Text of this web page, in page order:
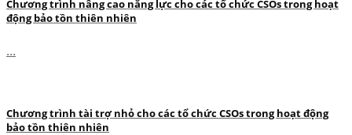
Chương trình nâng cao năng lực cho các tổ chức CSOs trong hoạt
động bảo tồn thiên nhiên
...
Chương trình tài trợ nhỏ cho các tổ chức CSOs trong hoạt động
bảo tồn thiên nhiên